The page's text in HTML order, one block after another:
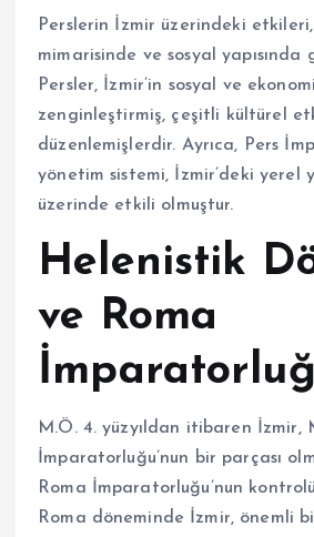
Perslerin İzmir üzerindeki
mimarisinde ve sosyal yapısında
Persler, İzmir’in sosyal ve
zenginleştirmiş, çeşitli kültürel
düzenlemişlerdir. Ayrıca, Pers
yönetim sistemi, İzmir’deki yerel
üzerinde etkili olmuştur.
Helenistik
ve Roma
M.Ö. 4. yüzyıldan itibaren İzmir,
İmparatorluğu’nun bir parçası
Roma İmparatorluğu’nun
Roma döneminde İzmir, önemli